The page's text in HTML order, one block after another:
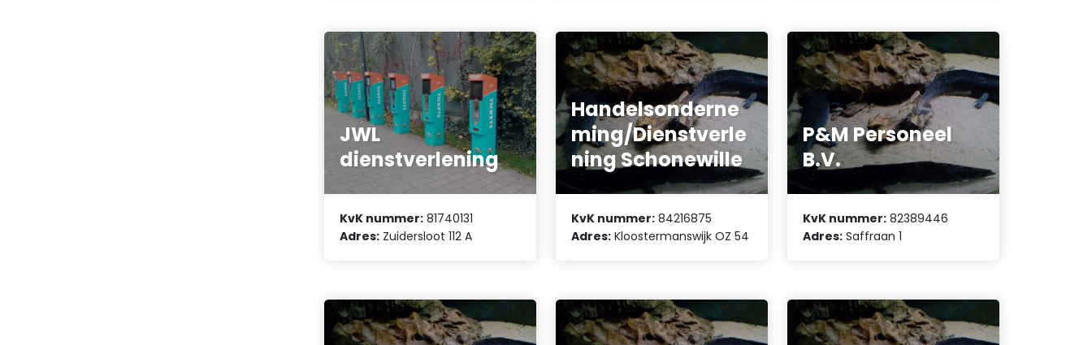
JWL
dienstverlening
KvK nummer: 81740131
Adres: Zuidersloot 112 A
Handelsonderne
ming/Dienstverle
ning Schonewille
KvK nummer: 84216875
Adres: Kloostermanswijk OZ 54
P&M Personeel
B.V.
KvK nummer: 82389446
Adres: Saffraan 1